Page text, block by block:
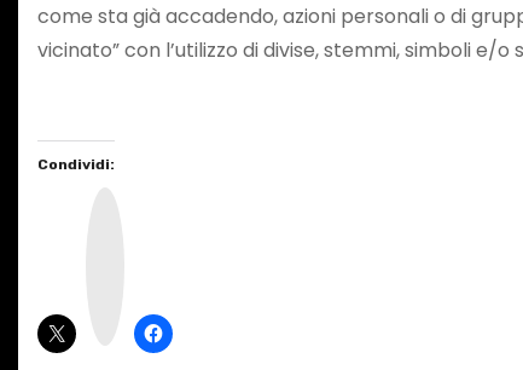
come sta già accadendo, azioni personali o di
vicinato” con l’utilizzo di divise, stemmi, simboli e/
Condividi: